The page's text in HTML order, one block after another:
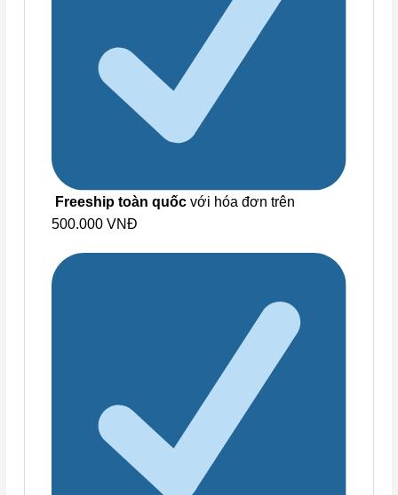
Freeship toàn quốc với hóa đơn trên
500.000 VNĐ